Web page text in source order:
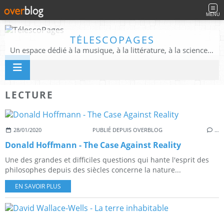
MENU
TÉLESCOPAGES
Un espace dédié à la musique, à la littérature, à la science, à la conscience, et au-delà
LECTURE
28/01/2020 PUBLIÉ DEPUIS OVERBLOG …
Donald Hoffmann - The Case Against Reality
Une des grandes et difficiles questions qui hante l'esprit des
philosophes depuis des siècles concerne la nature...
EN SAVOIR PLUS